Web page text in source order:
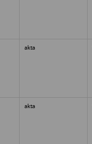
akta
akta